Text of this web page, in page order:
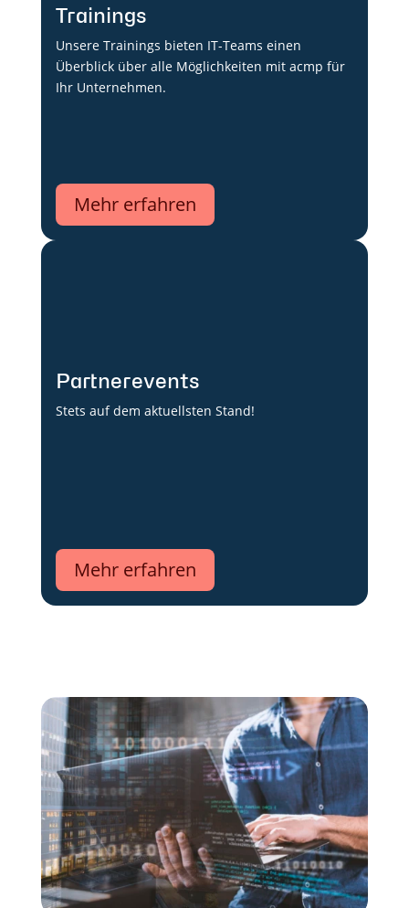
Trainings
Unsere Trainings bieten IT-Teams einen
Überblick über alle Möglichkeiten mit acmp für
Ihr Unternehmen.
Mehr erfahren
Partnerevents
Stets auf dem aktuellsten Stand!
Mehr erfahren